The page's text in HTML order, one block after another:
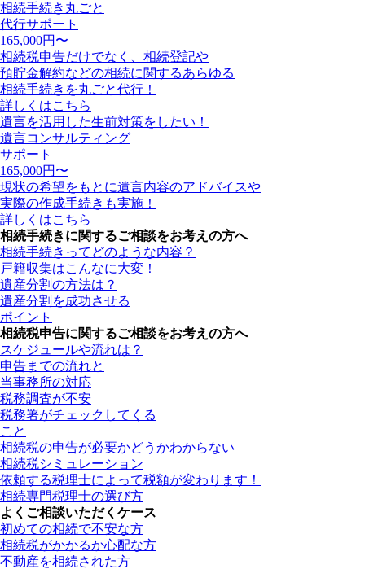
相続手続き丸ごと
代行サポート
165,000円〜
相続税申告だけでなく、相続登記や
預貯金解約などの相続に関するあらゆる
相続手続きを丸ごと代行！
詳しくはこちら
遺言を活用した生前対策をしたい！
遺言コンサルティング
サポート
165,000円〜
現状の希望をもとに遺言内容のアドバイスや
実際の作成手続きも実施！
詳しくはこちら
相続手続きに関するご相談をお考えの方へ
相続手続きってどのような内容？
戸籍収集はこんなに大変！
遺産分割の方法は？
遺産分割を成功させる
ポイント
相続税申告に関するご相談をお考えの方へ
スケジュールや流れは？
申告までの流れと
当事務所の対応
税務調査が不安
税務署がチェックしてくる
こと
相続税の申告が必要かどうかわからない
相続税シミュレーション
依頼する税理士によって税額が変わります！
相続専門税理士の選び方
よくご相談いただくケース
初めての相続で不安な方
相続税がかかるか心配な方
不動産を相続された方